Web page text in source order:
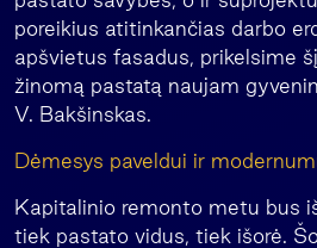
poreikius atitinkančias darbo
apšvietus fasadus, prikelsime
žinomą pastatą naujam
V. Bakšinskas.
Dėmesys paveldui ir
Kapitalinio remonto metu bus
tiek pastato vidus, tiek išorė.